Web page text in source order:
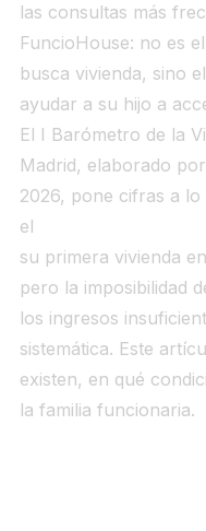
las consultas más
FuncioHouse: no es
busca vivienda, sino
ayudar a su hijo a
El I Barómetro de la
Madrid, elaborado
2026, pone cifras a lo
el
su primera vivienda
pero la imposibilidad
los ingresos
sistemática. Este
existen, en qué
la familia funcionaria.